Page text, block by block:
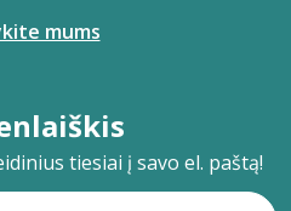
mums
tiesiai į savo el. paštą!